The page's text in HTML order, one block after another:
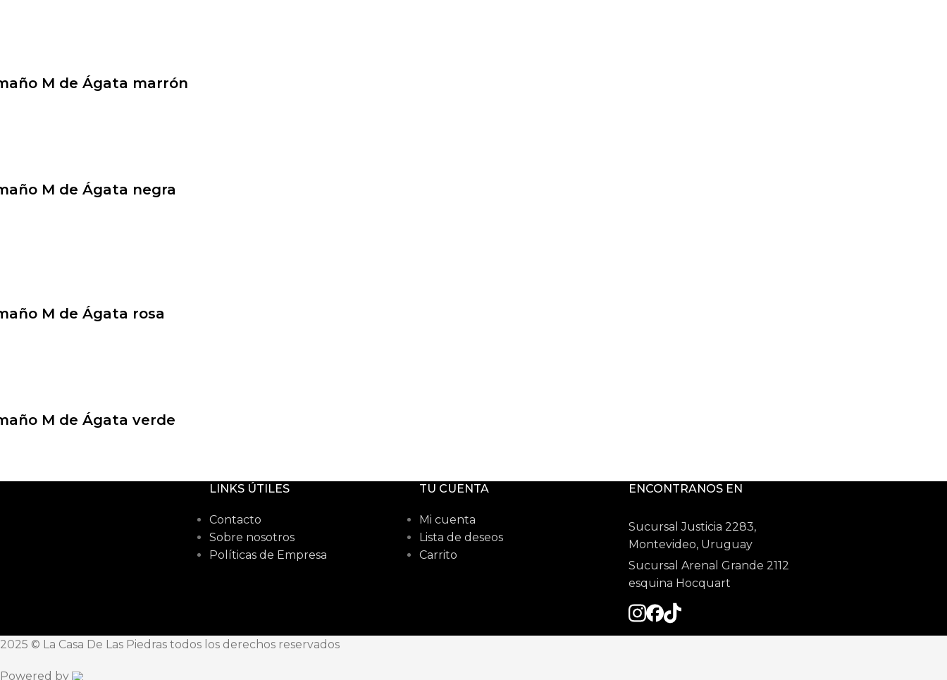
M de Ágata marrón
M de Ágata negra
M de Ágata rosa
M de Ágata verde
LINKS ÚTILES
Contacto
Sobre nosotros
Políticas de Empresa
TU CUENTA
Mi cuenta
Lista de deseos
Carrito
ENCONTRANOS EN
Sucursal Justicia 2283,
Montevideo, Uruguay
Sucursal Arenal Grande 2112
esquina Hocquart
2025 © La Casa De Las Piedras todos los derechos reservados
Powered by